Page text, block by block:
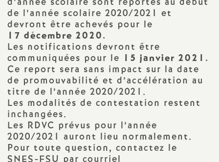
n
e
m
e
n
de l’année scolaire 2020/2021 et
devront être achevés pour le
17 décembre 2020.
Les notifications devront être
communiquées pour le 15 janvier 2021.
Ce report sera sans impact sur la date
de promouvabilité et d’accélération au
titre de l’année 2020/2021.
Les modalités de contestation restent
inchangées.
Les RDVC prévus pour l’année
2020/2021 auront lieu normalement.
Pour toute question, contactez le
SNES-FSU par courriel